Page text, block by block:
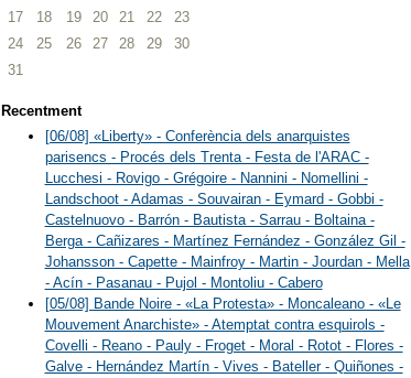
17
18 19 20 21 22
23
24
25 26 27 28 29
30
31
Recentment
[06/08] «Liberty» - Conferència dels anarquistes
parisencs - Procés dels Trenta - Festa de l'ARAC -
Lucchesi - Rovigo - Grégoire - Nannini - Nomellini -
Landschoot - Adamas - Souvairan - Eymard - Gobbi -
Castelnuovo - Barrón - Bautista - Sarrau - Boltaina -
Berga - Cañizares - Martínez Fernández - González Gil -
Johansson - Capette - Mainfroy - Martin - Jourdan - Mella
- Acín - Pasanau - Pujol - Montoliu - Cabero
[05/08] Bande Noire - «La Protesta» - Moncaleano - «Le
Mouvement Anarchiste» - Atemptat contra esquirols -
Covelli - Reano - Pauly - Froget - Moral - Rotot - Flores -
Galve - Hernández Martín - Vives - Bateller - Quiñones -